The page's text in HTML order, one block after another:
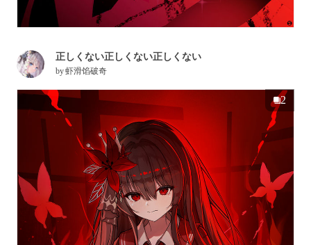
正しくない正しくない正しくない
by虾滑馅破奇
2